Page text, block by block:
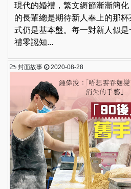
現代的婚禮，繁文縟節漸漸簡
的長輩總是期待新人奉上的那
式仍是基本盤。每一對新人似
禮零認知...
封面故事 2020-08-28